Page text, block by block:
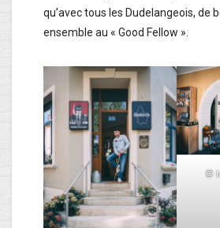
qu’avec tous les Dudelangeois, de
ensemble au « Good Fellow ».
©